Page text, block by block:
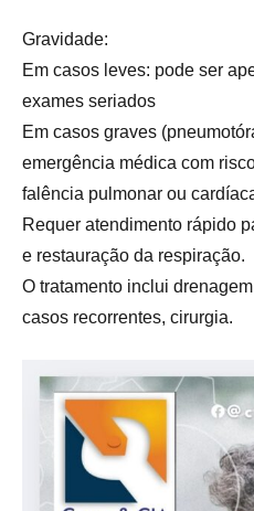
Gravidade:
Em casos leves: pode ser
exames seriados
Em casos graves
emergência médica com
falência pulmonar ou
Requer atendimento rápido
e restauração da respiração.
O tratamento inclui
casos recorrentes, cirurgia.